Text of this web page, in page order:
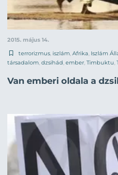
2015. május 14.
terrorizmus, iszlám, Afrika, Iszlám
társadalom, dzsihád, ember, Timbuktu,
Van emberi oldala a